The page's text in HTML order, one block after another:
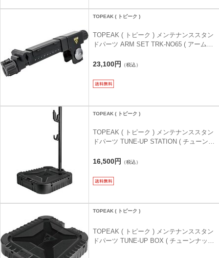
TOPEAK ( トピーク )
TOPEAK ( トピーク ) メンテナンススタン
ドパーツ ARM SET TRK-NO65 ( アームセ
23,100円 （税込）
TOPEAK ( トピーク )
TOPEAK ( トピーク ) メンテナンススタン
ドパーツ TUNE-UP STATION ( チューンナ
16,500円 （税込）
TOPEAK ( トピーク )
TOPEAK ( トピーク ) メンテナンススタン
ドパーツ TUNE-UP BOX ( チューンナップ